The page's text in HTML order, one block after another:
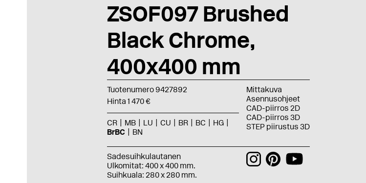
ZSOF097 Brushed
Black Chrome,
400x400 mm
Tuotenumero 9427892
Hinta 1 470 €
CR MB LU CU BR BC
HG
BrBC
BN
Mittakuva
Asennusohjeet
CAD-piirros 2D
CAD-piirros 3D
STEP piirustus 3D
Sadesuihkulautanen
Ulkomitat: 400 x 400 mm.
Suihkuala: 280 x 280 mm.